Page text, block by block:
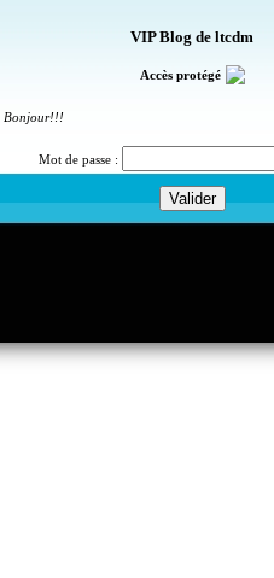
VIP Blog de ltcdm
Accès protégé
Bonjour!!!
Mot de passe :